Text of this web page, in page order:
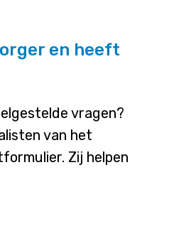
en heeft
vragen?
van het
Zij helpen